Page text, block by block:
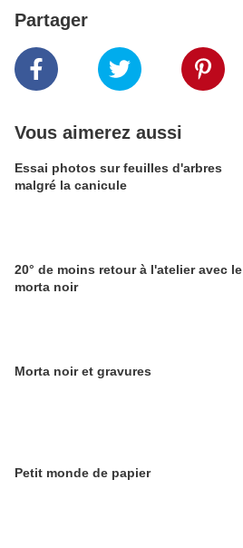
Partager
Vous aimerez aussi
Essai photos sur feuilles d'arbres
malgré la canicule
20° de moins retour à l'atelier avec le
morta noir
Morta noir et gravures
Petit monde de papier